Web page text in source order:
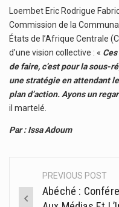
Loembet Eric Rodrigue
Commission de la
États de l’Afrique Centrale
d’une vision collective : «
de faire, c’est pour la sous-
une stratégie en attendant
plan d’action. Ayons un
il martelé.
Par : Issa Adoum
PostPREVIOUS POST
Abéché :